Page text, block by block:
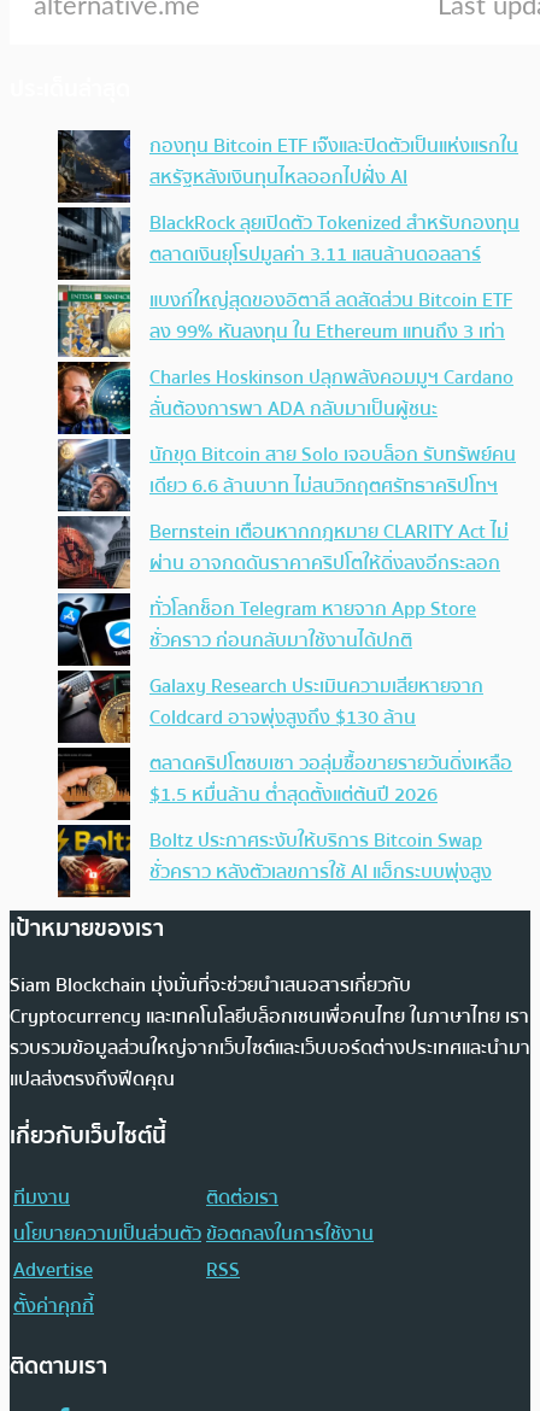
กองทุน Bitcoin ETF เจ๊งและปิดตัวเป็นแห่งแรกใน
สหรัฐหลังเงินทุนไหลออกไปฝั่ง AI
BlackRock ลุยเปิดตัว Tokenized สำหรับกองทุน
ตลาดเงินยุโรปมูลค่า 3.11 แสนล้านดอลลาร์
แบงก์ใหญ่สุดของอิตาลี ลดสัดส่วน Bitcoin ETF
ลง 99% หันลงทุน ใน Ethereum แทนถึง 3 เท่า
Charles Hoskinson ปลุกพลังคอมมูฯ Cardano
ลั่นต้องการพา ADA กลับมาเป็นผู้ชนะ
นักขุด Bitcoin สาย Solo เจอบล็อก รับทรัพย์คน
เดียว 6.6 ล้านบาท ไม่สนวิกฤตศรัทธาคริปโทฯ
Bernstein เตือนหากกฎหมาย CLARITY Act ไม่
ผ่าน อาจกดดันราคาคริปโตให้ดิ่งลงอีกระลอก
ทั่วโลกช็อก Telegram หายจาก App Store
ชั่วคราว ก่อนกลับมาใช้งานได้ปกติ
Galaxy Research ประเมินความเสียหายจาก
Coldcard อาจพุ่งสูงถึง $130 ล้าน
ตลาดคริปโตซบเซา วอลุ่มซื้อขายรายวันดิ่งเหลือ
$1.5 หมื่นล้าน ต่ำสุดตั้งแต่ต้นปี 2026
Boltz ประกาศระงับให้บริการ Bitcoin Swap
ชั่วคราว หลังตัวเลขการใช้ AI แฮ็กระบบพุ่งสูง
เป้าหมายของเรา
Siam Blockchain มุ่งมั่นที่จะช่วยนำเสนอสารเกี่ยวกับ
Cryptocurrency และเทคโนโลยีบล็อกเชนเพื่อคนไทย ในภาษาไทย เรา
รวบรวมข้อมูลส่วนใหญ่จากเว็บไซต์และเว็บบอร์ดต่างประเทศและนำมา
แปลส่งตรงถึงฟีดคุณ
เกี่ยวกับเว็บไซต์นี้
ทีมงาน
ติดต่อเรา
นโยบายความเป็นส่วนตัวข้อตกลงในการใช้งาน
Advertise
RSS
ตั้งค่าคุกกี้
ติดตามเรา